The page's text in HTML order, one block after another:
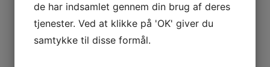
Wire Blokke 25mm
Wire Blokke 38mm
Wire Blokke 51mm
de har indsamlet gennem din brug af deres
tjenester. Ved at klikke på 'OK' giver du
samtykke til disse formål.